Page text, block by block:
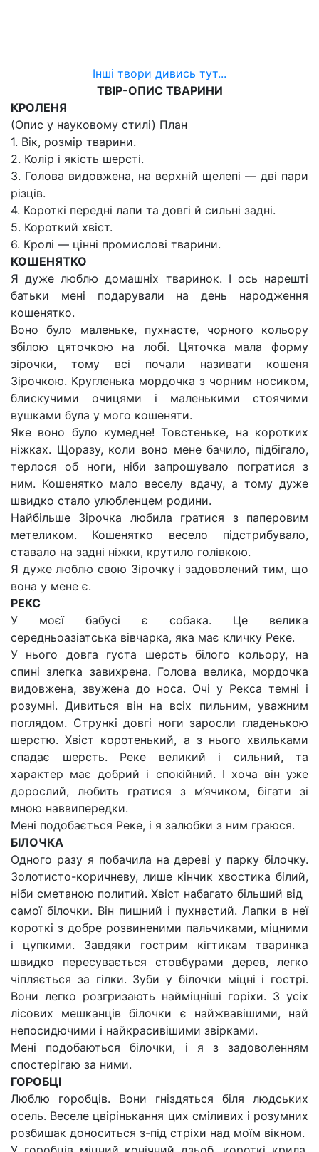
Інші твори дивись тут...
ТВІР-ОПИС ТВАРИНИ
КРОЛЕНЯ
(Опис у науковому стилі) План
1. Вік, розмір тварини.
2. Колір і якість шерсті.
3. Голова видовжена, на верхній щелепі — дві пари
різців.
4. Короткі передні лапи та довгі й сильні задні.
5. Короткий хвіст.
6. Кролі — цінні промислові тварини.
КОШЕНЯТКО
Я дуже люблю домашніх тваринок. І ось нарешті
батьки мені подарували на день народження
кошенятко.
Воно було маленьке, пухнасте, чорного кольору
збілою цяточкою на лобі. Цяточка мала форму
зірочки, тому всі почали називати кошеня
Зірочкою. Кругленька мордочка з чорним носиком,
блискучими очицями і маленькими стоячими
вушками була у мого кошеняти.
Яке воно було кумедне! Товстеньке, на коротких
ніжках. Щоразу, коли воно мене бачило, підбігало,
терлося об ноги, ніби запрошувало погратися з
ним. Кошенятко мало веселу вдачу, а тому дуже
швидко стало улюбленцем родини.
Найбільше Зірочка любила гратися з паперовим
метеликом. Кошенятко весело підстрибувало,
ставало на задні ніжки, крутило голівкою.
Я дуже люблю свою Зірочку і задоволений тим, що
вона у мене є.
РЕКС
У моєї бабусі є собака. Це велика
середньоазіатська вівчарка, яка має кличку Реке.
У нього довга густа шерсть білого кольору, на
спині злегка завихрена. Голова велика, мордочка
видовжена, звужена до носа. Очі у Рекса темні і
розумні. Дивиться він на всіх пильним, уважним
поглядом. Стрункі довгі ноги заросли гладенькою
шерстю. Хвіст коротенький, а з нього хвильками
спадає шерсть. Реке великий і сильний, та
характер має добрий і спокійний. І хоча він уже
дорослий, любить гратися з м’ячиком, бігати зі
мною наввипередки.
Мені подобається Реке, і я залюбки з ним граюся.
БІЛОЧКА
Одного разу я побачила на дереві у парку білочку.
Золотисто-коричневу, лише кінчик хвостика білий,
ніби сметаною политий. Хвіст набагато більший від
самої білочки. Він пишний і пухнастий. Лапки в неї
короткі з добре розвиненими пальчиками, міцними
і цупкими. Завдяки гострим кігтикам тваринка
швидко пересувається стовбурами дерев, легко
чіпляється за гілки. Зуби у білочки міцні і гострі.
Вони легко розгризають найміцніші горіхи. З усіх
лісових мешканців білочки є найжвавішими, най
непосидючими і найкрасивішими звірками.
Мені подобаються білочки, і я з задоволенням
спостерігаю за ними.
ГОРОБЦІ
Люблю горобців. Вони гніздяться біля людських
осель. Веселе цвірінькання цих сміливих і розумних
розбишак доноситься з-під стріхи над моїм вікном.